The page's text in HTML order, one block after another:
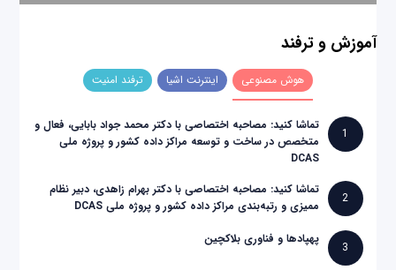
آموزش و ترفند
هوش مصنوعی اینترنت اشیا ترفند امنیت
1
تماشا کنید: مصاحبه اختصاصی با دکتر محمد جواد بابایی، فعال و
متخصص در ساخت و توسعه مراکز داده کشور و پروژه ملی
DCAS
2
تماشا کنید: مصاحبه اختصاصی با دکتر بهرام زاهدی، دبیر نظام
ممیزی و رتبه‌بندی مراکز داده کشور و پروژه ملی DCAS
3
پهپادها و فناوری بلاکچین